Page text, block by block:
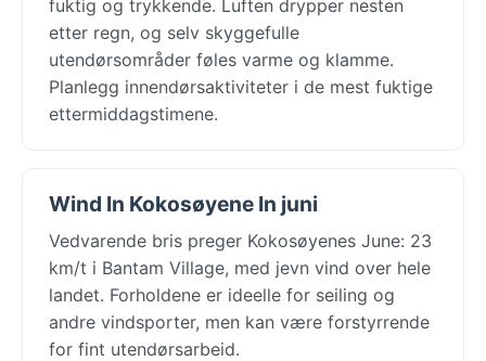
fuktig og trykkende. Luften drypper nesten
etter regn, og selv skyggefulle
utendørsområder føles varme og klamme.
Planlegg innendørsaktiviteter i de mest fuktige
ettermiddagstimene.
Wind In Kokosøyene In juni
Vedvarende bris preger Kokosøyenes June: 23
km/t i Bantam Village, med jevn vind over hele
landet. Forholdene er ideelle for seiling og
andre vindsporter, men kan være forstyrrende
for fint utendørsarbeid.